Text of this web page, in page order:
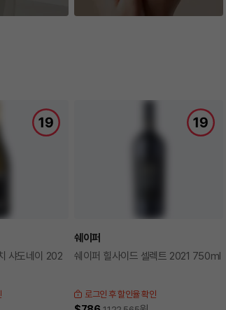
샤도네이 202
쉐이퍼
쉐이퍼 힐사이드 셀렉트 2021 750ml
로그인 후 할인율 확인